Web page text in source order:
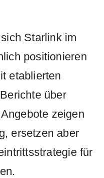
Starlink im
positionieren
etablierten
über
zeigen
ersetzen aber
für